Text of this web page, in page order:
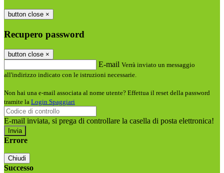
button close ×
Recupero password
button close ×
E-mail Verrà inviato un messaggio
all'indirizzo indicato con le istruzioni necessarie.
Non hai una e-mail associata al nome utente? Effettua il reset della password
tramite la Login Spaggiari
E-mail inviata, si prega di controllare la casella di posta elettronica!
Errore
Chiudi
Successo